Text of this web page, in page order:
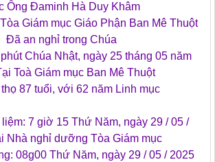
Ông Đaminh Hà Duy Khâm
Giám mục Giáo Phận Ban Mê Thuột
Đã an nghỉ trong Chúa
Chúa Nhật, ngày 25 tháng 05 năm
Toà Giám mục Ban Mê Thuột
87 tuổi, với 62 năm Linh mục
7 giờ 15 Thứ Năm, ngày 29 / 05 /
Nhà nghỉ dưỡng Tòa Giám mục
08g00 Thứ Năm, ngày 29 / 05 / 2025